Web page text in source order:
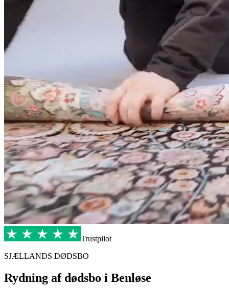
Trustpilot
SJÆLLANDS DØDSBO
Rydning af dødsbo i Benløse